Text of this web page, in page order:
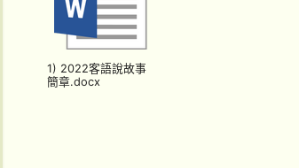
1) 2022客語說故事
簡章.docx